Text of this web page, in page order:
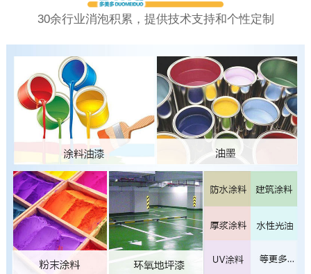
30余行业消泡积累，提供技术支持和个性定制